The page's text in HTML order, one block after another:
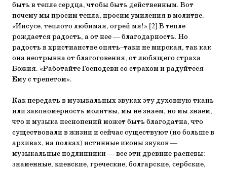
быть в тепле сердца, чтобы быть действенным. Вот
почему мы просим тепла, просим умиления в молитве.
«Иисусе, теплото любимая, огрей мя!» [2] В тепле
рождается радость, а от нее — благодарность. Но
радость в христианстве опять–таки не мирская, так как
она неотрывна от благоговения, от любящего страха
Божия. «Работайте Господеви со страхом и радуйтеся
Ему с трепетом».
Как передать в музыкальных звуках эту духовную ткань
или закономерность молитвы, мы не знаем, но мы знаем,
что и музыка песнопений может быть благодатна, что
существовали в жизни и сейчас существуют (но больше в
архивах, на полках) истинные иконы звуков —
музыкальные подлинники — все эти древние распевы:
знаменные, киевские, греческие, болгарские, сербские,